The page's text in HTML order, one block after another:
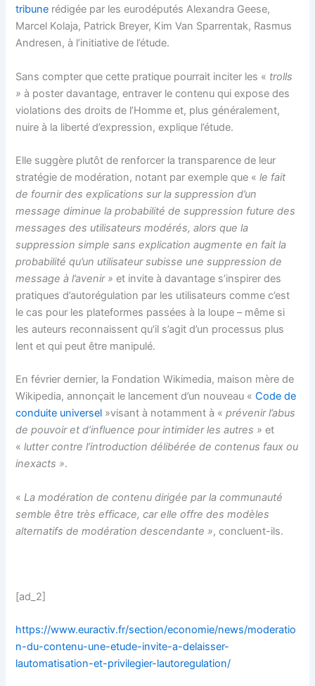
tribune rédigée par les eurodéputés Alexandra Geese,
Marcel Kolaja, Patrick Breyer, Kim Van Sparrentak, Rasmus
Andresen, à l’initiative de l’étude.
Sans compter que cette pratique pourrait inciter les « trolls
» à poster davantage, entraver le contenu qui expose des
violations des droits de l’Homme et, plus généralement,
nuire à la liberté d’expression, explique l’étude.
Elle suggère plutôt de renforcer la transparence de leur
stratégie de modération, notant par exemple que «le fait
de fournir des explications sur la suppression d’un
message diminue la probabilité de suppression future des
messages des utilisateurs modérés, alors que la
suppression simple sans explication augmente en fait la
probabilité qu’un utilisateur subisse une suppression de
message à l’avenir » et invite à davantage s’inspirer des
pratiques d’autorégulation par les utilisateurs comme c’est
le cas pour les plateformes passées à la loupe – même si
les auteurs reconnaissent qu’il s’agit d’un processus plus
lent et qui peut être manipulé.
En février dernier, la Fondation Wikimedia, maison mère de
Wikipedia, annonçait le lancement d’un nouveau «Code de
conduite universel »visant à notamment à «prévenir l’abus
de pouvoir et d’influence pour intimider les autres » et
«lutter contre l’introduction délibérée de contenus faux ou
inexacts ».
«La modération de contenu dirigée par la communauté
semble être très efficace, car elle offre des modèles
alternatifs de modération descendante », concluent-ils.
[ad_2]
https://www.euractiv.fr/section/economie/news/moderatio
n-du-contenu-une-etude-invite-a-delaisser-
lautomatisation-et-privilegier-lautoregulation/